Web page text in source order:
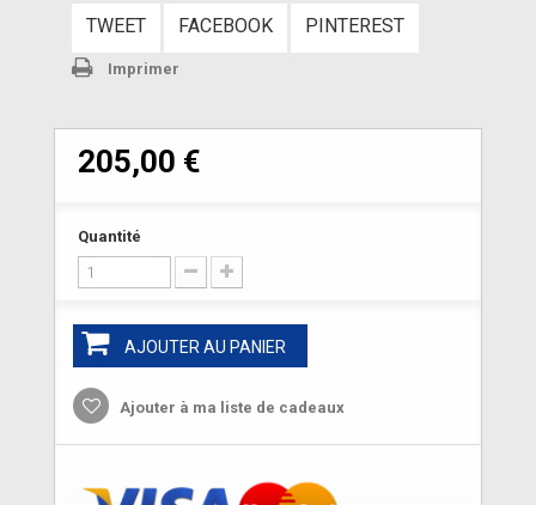
TWEET FACEBOOK PINTEREST
Imprimer
205,00 €
Quantité
AJOUTER AU PANIER
Ajouter à ma liste de cadeaux